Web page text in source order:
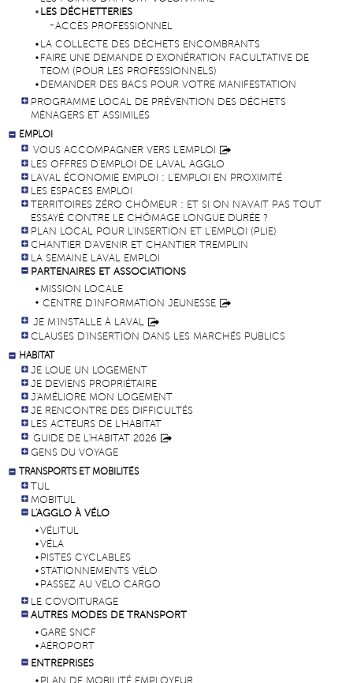
LES DÉCHETTERIES
ACCÈS PROFESSIONNEL
LA COLLECTE DES DÉCHETS ENCOMBRANTS
FAIRE UNE DEMANDE D’EXONÉRATION FACULTATIVE DE
TEOM (POUR LES PROFESSIONNELS)
DEMANDER DES BACS POUR VOTRE MANIFESTATION
PROGRAMME LOCAL DE PRÉVENTION DES DÉCHETS
MÉNAGERS ET ASSIMILÉS
EMPLOI
VOUS ACCOMPAGNER VERS L'EMPLOI
LES OFFRES D'EMPLOI DE LAVAL AGGLO
LAVAL ÉCONOMIE EMPLOI : L'EMPLOI EN PROXIMITÉ
LES ESPACES EMPLOI
TERRITOIRES ZÉRO CHÔMEUR : ET SI ON N'AVAIT PAS TOUT
ESSAYÉ CONTRE LE CHÔMAGE LONGUE DURÉE ?
PLAN LOCAL POUR L'INSERTION ET L'EMPLOI (PLIE)
CHANTIER D'AVENIR ET CHANTIER TREMPLIN
LA SEMAINE LAVAL EMPLOI
PARTENAIRES ET ASSOCIATIONS
MISSION LOCALE
CENTRE D'INFORMATION JEUNESSE
JE M'INSTALLE À LAVAL
CLAUSES D'INSERTION DANS LES MARCHÉS PUBLICS
HABITAT
JE LOUE UN LOGEMENT
JE DEVIENS PROPRIÉTAIRE
J'AMÉLIORE MON LOGEMENT
JE RENCONTRE DES DIFFICULTÉS
LES ACTEURS DE L'HABITAT
GUIDE DE L'HABITAT 2026
GENS DU VOYAGE
TRANSPORTS ET MOBILITÉS
TUL
MOBITUL
L'AGGLO À VÉLO
VÉLITUL
VÉLA
PISTES CYCLABLES
STATIONNEMENTS VÉLO
PASSEZ AU VÉLO CARGO
LE COVOITURAGE
AUTRES MODES DE TRANSPORT
GARE SNCF
AÉROPORT
ENTREPRISES
PLAN DE MOBILITÉ EMPLOYEUR